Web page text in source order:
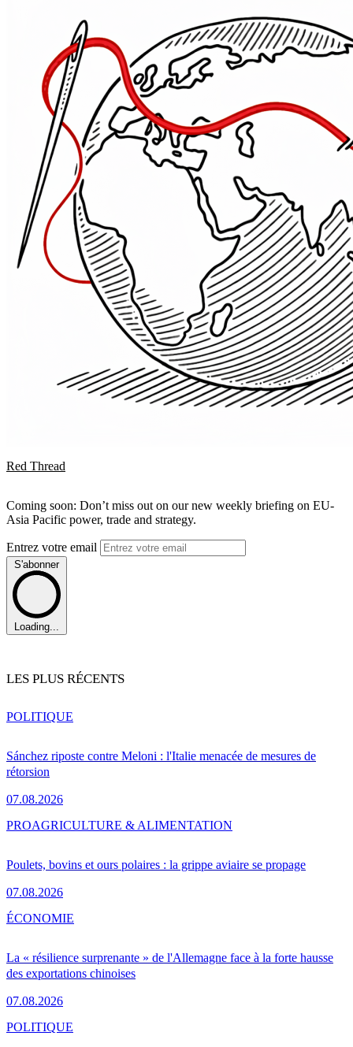
Red Thread
Coming soon: Don’t miss out on our new weekly briefing on EU-
Asia Pacific power, trade and strategy.
Entrez votre email
S'abonner
Loading...
LES PLUS RÉCENTS
Sánchez riposte contre Meloni : l'Italie menacée de mesures de
rétorsion
07.08.2026
POLITIQUE
Poulets, bovins et ours polaires : la grippe aviaire se propage
07.08.2026
PROAGRICULTURE & ALIMENTATION
La « résilience surprenante » de l'Allemagne face à la forte hausse
des exportations chinoises
07.08.2026
ÉCONOMIE
POLITIQUE